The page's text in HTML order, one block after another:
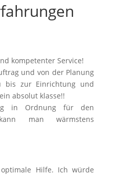
kompetenter Service!
und von der Planung
bis zur Einrichtung und
absolut klasse!!
in Ordnung für den
man wärmstens
Hilfe. Ich würde